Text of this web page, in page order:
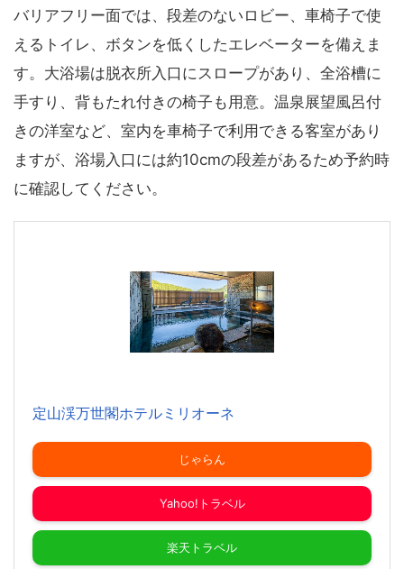
バリアフリー面では、段差のないロビー、車椅子で使
えるトイレ、ボタンを低くしたエレベーターを備えま
す。大浴場は脱衣所入口にスロープがあり、全浴槽に
手すり、背もたれ付きの椅子も用意。温泉展望風呂付
きの洋室など、室内を車椅子で利用できる客室があり
ますが、浴場入口には約10cmの段差があるため予約時
に確認してください。
定山渓万世閣ホテルミリオーネ
じゃらん
Yahoo!トラベル
楽天トラベル